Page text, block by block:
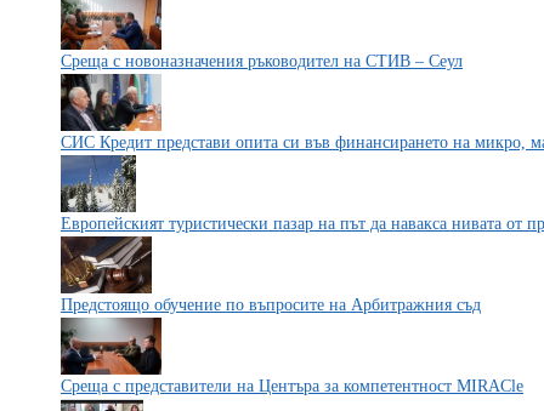
Среща с новоназначения ръководител на СТИВ – Сеул
СИС Кредит представи опита си във финансирането на микро,
Европейският туристически пазар на път да навакса нивата от
Предстоящо обучение по въпросите на Арбитражния съд
Среща с представители на Центъра за компетентност MIRACle